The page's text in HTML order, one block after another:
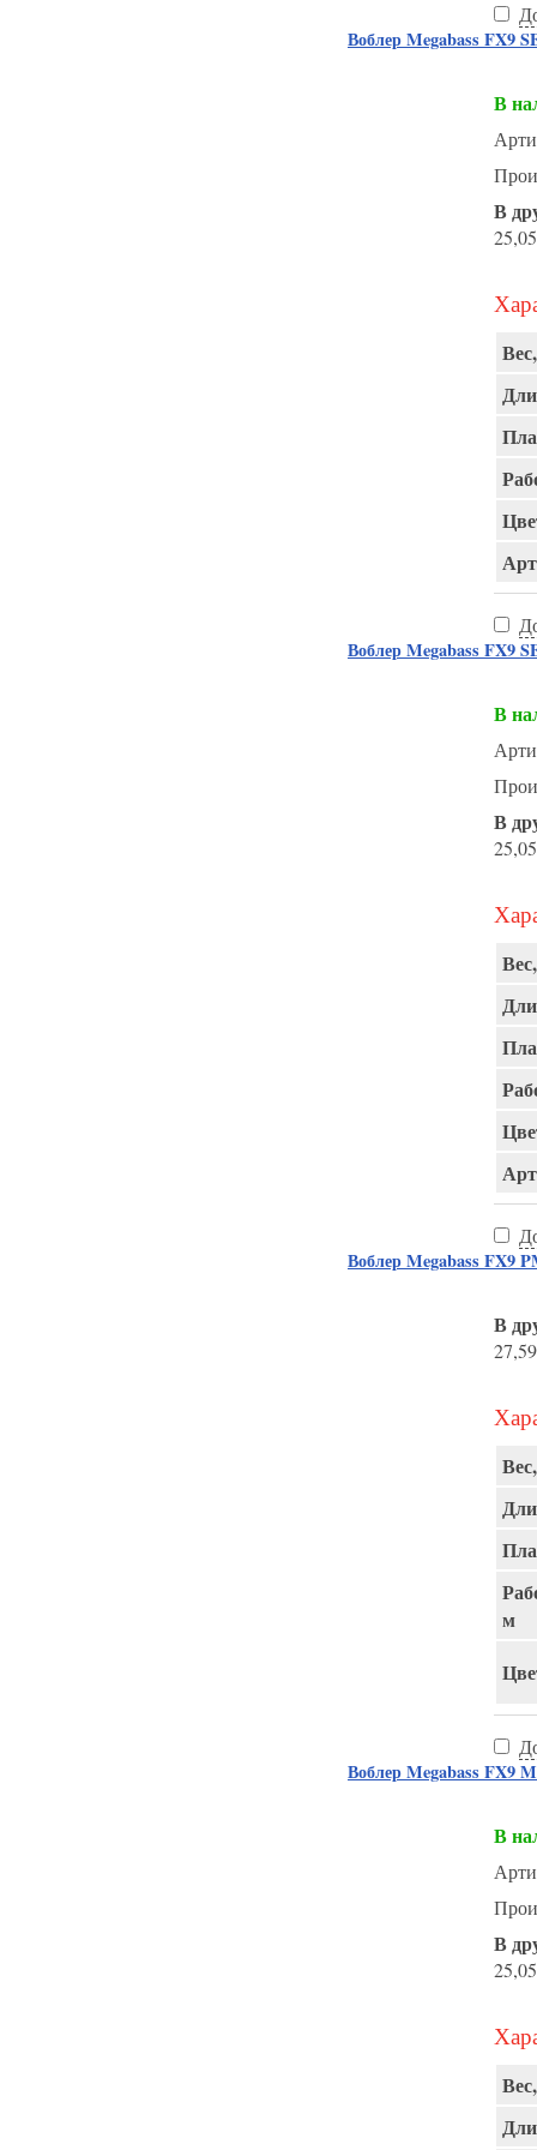
Воблер Megabass FX9
В
В
Воблер Megabass FX9
В
В
Воблер Megabass FX9
В
м
Воблер Megabass FX9
В
В